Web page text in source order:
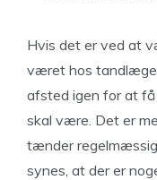
Hvis det er ved at
været hos
afsted igen for at
skal være. Det er
tænder
synes, at der er